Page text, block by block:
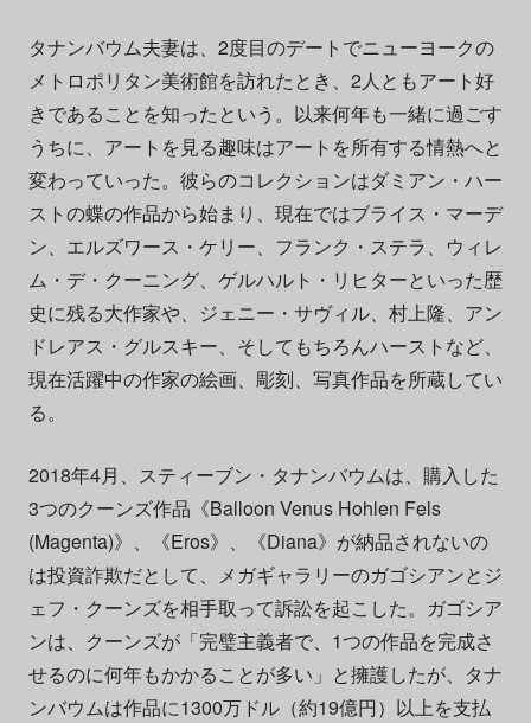
タナンバウム夫妻は、2度目のデートでニューヨークの
メトロポリタン美術館を訪れたとき、2人ともアート好
きであることを知ったという。以来何年も一緒に過ごす
うちに、アートを見る趣味はアートを所有する情熱へと
変わっていった。彼らのコレクションはダミアン・ハー
ストの蝶の作品から始まり、現在ではブライス・マーデ
ン、エルズワース・ケリー、フランク・ステラ、ウィレ
ム・デ・クーニング、ゲルハルト・リヒターといった歴
史に残る大作家や、ジェニー・サヴィル、村上隆、アン
ドレアス・グルスキー、そしてもちろんハーストなど、
現在活躍中の作家の絵画、彫刻、写真作品を所蔵してい
る。
2018年4月、スティーブン・タナンバウムは、購入した
3つのクーンズ作品《Balloon Venus Hohlen Fels
(Magenta)》、《Eros》、《Diana》が納品されないの
は投資詐欺だとして、メガギャラリーのガゴシアンとジ
ェフ・クーンズを相手取って訴訟を起こした。ガゴシア
ンは、クーンズが「完璧主義者で、1つの作品を完成さ
せるのに何年もかかることが多い」と擁護したが、タナ
ンバウムは作品に1300万ドル（約19億円）以上を支払